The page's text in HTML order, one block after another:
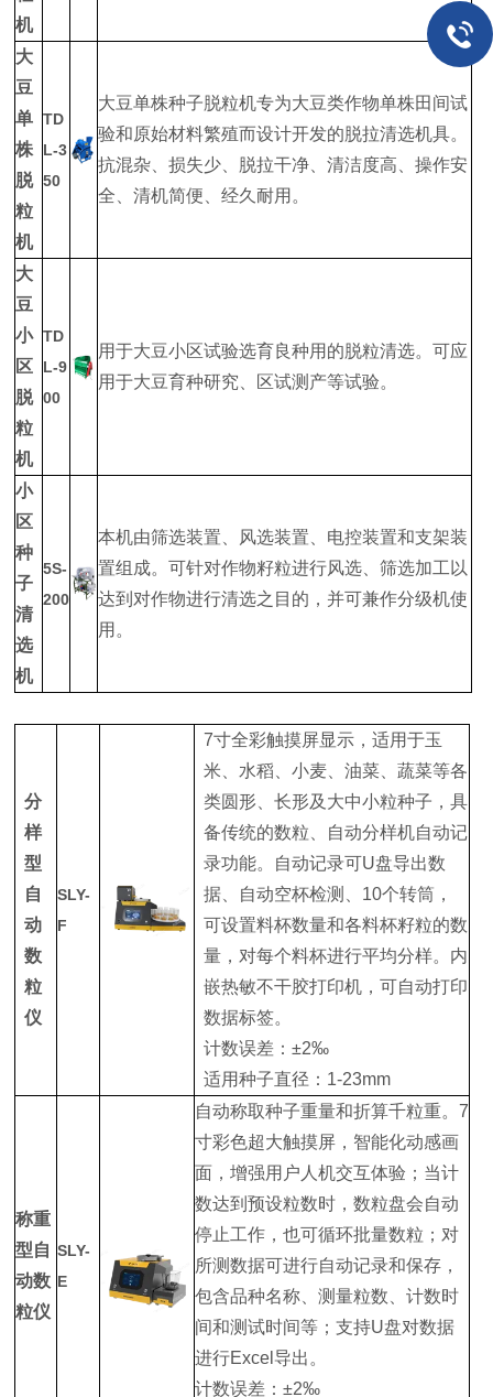
机
大
豆
单
株
脱
粒
机
TD
L-3
50
大豆单株种子脱粒机专为大豆类作物单株田间试
验和原始材料繁殖而设计开发的脱拉清选机具。
抗混杂、损失少、脱拉干净、清洁度高、操作安
全、清机简便、经久耐用。
大
豆
小
区
脱
粒
机
TD
L-9
00
用于大豆小区试验选育良种用的脱粒清选。可应
用于大豆育种研究、区试测产等试验。
小
区
种
子
清
选
机
5S-
200
本机由筛选装置、风选装置、电控装置和支架装
置组成。可针对作物籽粒进行风选、筛选加工以
达到对作物进行清选之目的，并可兼作分级机使
用。
分
样
型
自
动
数
粒
仪
SLY-
F
7寸全彩触摸屏显示，适用于玉
米、水稻、小麦、油菜、蔬菜等各
类圆形、长形及大中小粒种子，具
备传统的数粒、自动分样机自动记
录功能。自动记录可U盘导出数
据、自动空杯检测、10个转筒，
可设置料杯数量和各料杯籽粒的数
量，对每个料杯进行平均分样。内
嵌热敏不干胶打印机，可自动打印
数据标签。
计数误差：±2‰
适用种子直径：1-23mm
称重
型自
动数
粒仪
SLY-
E
自动称取种子重量和折算千粒重。7
寸彩色超大触摸屏，智能化动感画
面，增强用户人机交互体验；当计
数达到预设粒数时，数粒盘会自动
停止工作，也可循环批量数粒；对
所测数据可进行自动记录和保存，
包含品种名称、测量粒数、计数时
间和测试时间等；支持U盘对数据
进行Excel导出。
计数误差：±2‰